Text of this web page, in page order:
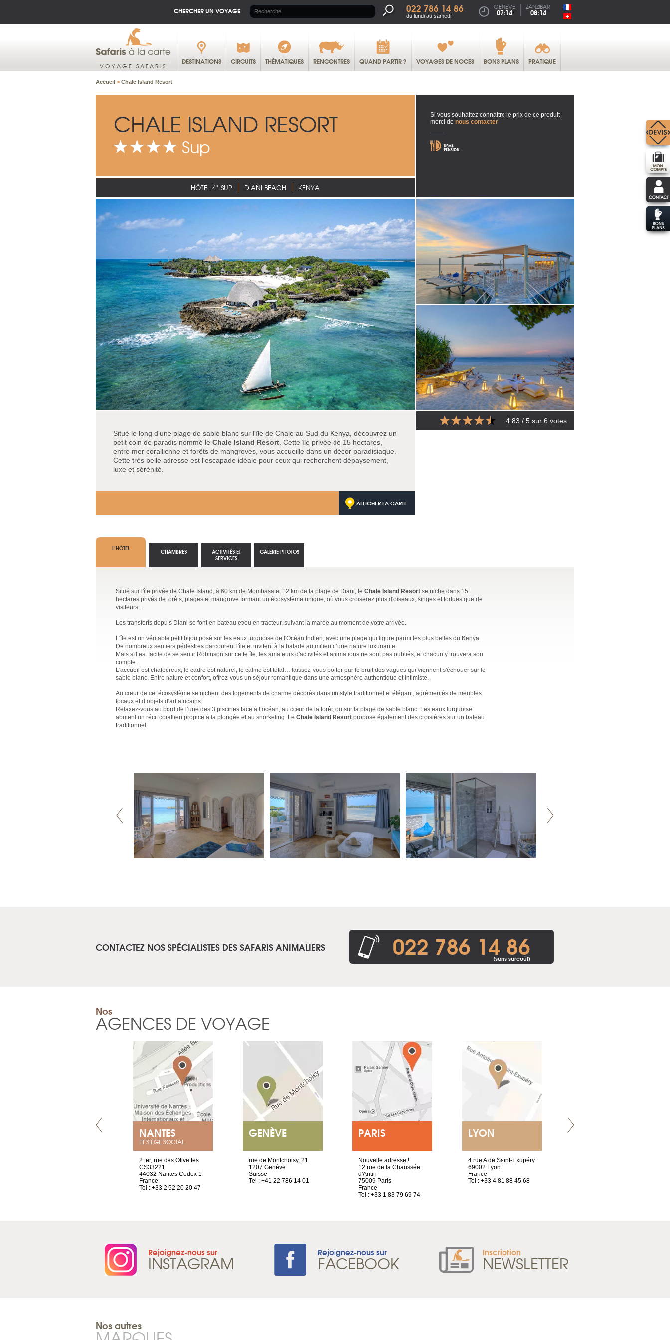
CHERCHER UN VOYAGE 022 786 14 86
du lundi au samedi
GENÈVE
07:14
ZANZIBAR
08:14
VOYAGE SAFARIS DESTINATIONS CIRCUITS THÉMATIQUES RENCONTRES QUAND PARTIR ? VOYAGES DE NOCES BONS PLANS PRATIQUE
Accueil > Chale Island Resort
CHALE ISLAND RESORT
Sup
HÔTEL 4* SUP DIANI BEACH KENYA
Si vous souhaitez connaitre le prix de ce produit
merci de nous contacter
Situé le long d'une plage de sable blanc sur l'île de Chale au Sud du Kenya, découvrez un
petit coin de paradis nommé le Chale Island Resort . Cette île privée de 15 hectares,
entre mer corallienne et forêts de mangroves, vous accueille dans un décor paradisiaque.
Cette très belle adresse est l'escapade idéale pour ceux qui recherchent dépaysement,
luxe et sérénité.
AFFICHER LA CARTE
4.83 / 5 sur 6 votes
L’HÔTEL
Situé sur l'île privée de Chale Island, à 60 km de Mombasa et 12 km de la plage de Diani, le Chale Island Resort se niche dans 15
hectares privés de forêts, plages et mangrove formant un écosystème unique, où vous croiserez plus d'oiseaux, singes et tortues que de
visiteurs…
Les transferts depuis Diani se font en bateau et/ou en tracteur, suivant la marée au moment de votre arrivée.
L'île est un véritable petit bijou posé sur les eaux turquoise de l'Océan Indien, avec une plage qui figure parmi les plus belles du Kenya.
De nombreux sentiers pédestres parcourent l'île et invitent à la balade au milieu d’une nature luxuriante.
Mais s'il est facile de se sentir Robinson sur cette île, les amateurs d'activités et animations ne sont pas oubliés, et chacun y trouvera son
compte.
L'accueil est chaleureux, le cadre est naturel, le calme est total… laissez-vous porter par le bruit des vagues qui viennent s'échouer sur le
sable blanc. Entre nature et confort, offrez-vous un séjour romantique dans une atmosphère authentique et intimiste.
Au cœur de cet écosystème se nichent des logements de charme décorés dans un style traditionnel et élégant, agrémentés de meubles
locaux et d’objets d’art africains.
Relaxez-vous au bord de l’une des 3 piscines face à l’océan, au cœur de la forêt, ou sur la plage de sable blanc. Les eaux turquoise
abritent un récif corallien propice à la plongée et au snorkeling. Le Chale Island Resort propose également des croisières sur un bateau
traditionnel.
CHAMBRES
ACTIVITÉS ET
SERVICES
GALERIE PHOTOS
CONTACTEZ NOS SPÉCIALISTES DES SAFARIS ANIMALIERS 022 786 14 86
(sans surcoût)
Nos
AGENCES DE VOYAGE
NANTES
ET SIÈGE SOCIAL
2 ter, rue des Olivettes
CS33221
44032 Nantes Cedex 1
France
Tel : +33 2 52 20 20 47
GENÈVE
rue de Montchoisy, 21
1207 Genève
Suisse
Tel : +41 22 786 14 01
PARIS
Nouvelle adresse !
12 rue de la Chaussée
d'Antin
75009 Paris
France
Tel : +33 1 83 79 69 74
LYON
4 rue A de Saint-Exupéry
69002 Lyon
France
Tel : +33 4 81 88 45 68
Rejoignez-nous sur
INSTAGRAM Rejoignez-nous sur
FACEBOOK Inscription
NEWSLETTER
Nos autres